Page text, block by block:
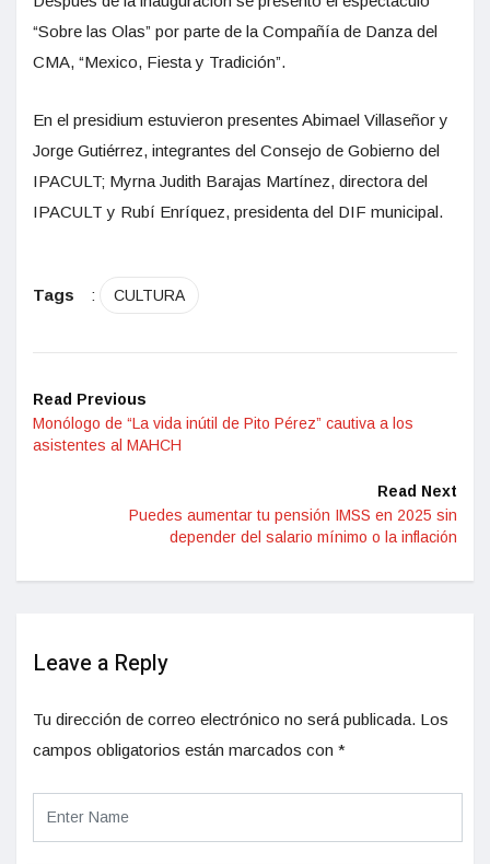
“Sobre las Olas” por parte de la Compañía de Danza del
CMA, “Mexico, Fiesta y Tradición”.
En el presidium estuvieron presentes Abimael Villaseñor y
Jorge Gutiérrez, integrantes del Consejo de Gobierno del
IPACULT; Myrna Judith Barajas Martínez, directora del
IPACULT y Rubí Enríquez, presidenta del DIF municipal.
Tags : CULTURA
Read Previous
Monólogo de “La vida inútil de Pito Pérez” cautiva a los
asistentes al MAHCH
Read Next
Puedes aumentar tu pensión IMSS en 2025 sin
depender del salario mínimo o la inflación
Leave a Reply
Tu dirección de correo electrónico no será publicada. Los
campos obligatorios están marcados con *